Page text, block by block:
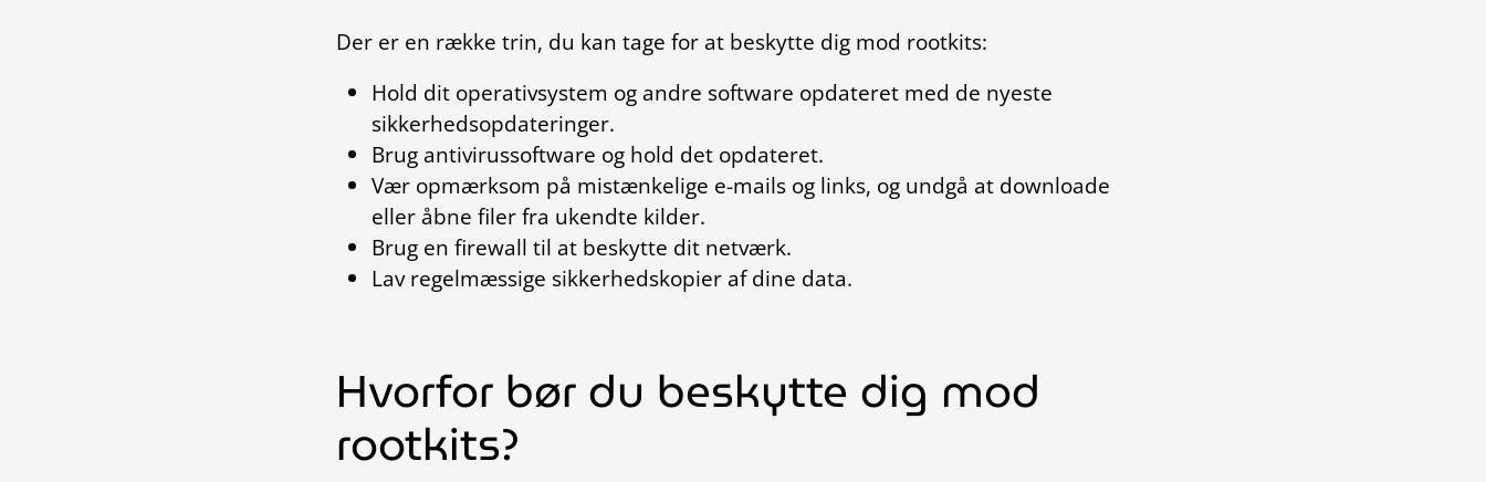
Der er en række trin, du kan tage for at beskytte dig mod rootkits:
Hold dit operativsystem og andre software opdateret med de nyeste
sikkerhedsopdateringer.
Brug antivirussoftware og hold det opdateret.
Vær opmærksom på mistænkelige e-mails og links, og undgå at downloade
eller åbne filer fra ukendte kilder.
Brug en firewall til at beskytte dit netværk.
Lav regelmæssige sikkerhedskopier af dine data.
Hvorfor bør du beskytte dig mod
rootkits?